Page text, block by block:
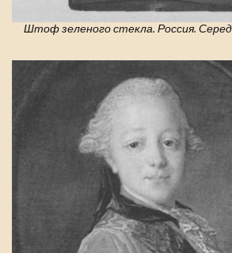
Штоф зеленого стекла. Россия.